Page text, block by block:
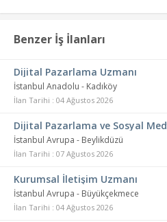
Benzer İş İlanları
Dijital Pazarlama Uzmanı
İstanbul Anadolu - Kadıköy
İlan Tarihi : 04 Ağustos 2026
Dijital Pazarlama ve Sosyal
İstanbul Avrupa - Beylikdüzü
İlan Tarihi : 07 Ağustos 2026
Kurumsal İletişim Uzmanı
İstanbul Avrupa - Büyükçekmece
İlan Tarihi : 04 Ağustos 2026